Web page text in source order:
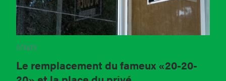
DÉBATS
Le remplacement du fameux «20-20-